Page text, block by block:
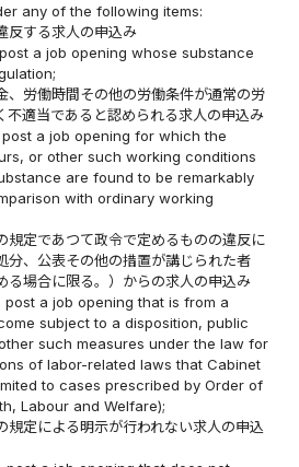
any of the following items:
反する求人の申込み
a job opening whose substance
、労働時間その他の労働条件が通常の労
不適当であると認められる求人の申込み
a job opening for which the
or other such working conditions
are found to be remarkably
with ordinary working
規定であつて政令で定めるものの違反に
分、公表その他の措置が講じられた者
る場合に限る。）からの求人の申込み
post a job opening that is from a
subject to a disposition, public
such measures under the law for
of labor-related laws that Cabinet
to cases prescribed by Order of
Labour and Welfare);
規定による明示が行われない求人の申込